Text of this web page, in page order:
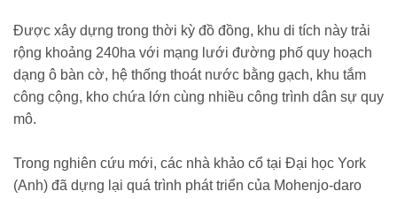
Được xây dựng trong thời kỳ đồ đồng, khu di tích này trải
rộng khoảng 240ha với mạng lưới đường phố quy hoạch
dạng ô bàn cờ, hệ thống thoát nước bằng gạch, khu tắm
công cộng, kho chứa lớn cùng nhiều công trình dân sự quy
mô.
Trong nghiên cứu mới, các nhà khảo cổ tại Đại học York
(Anh) đã dựng lại quá trình phát triển của Mohenjo-daro